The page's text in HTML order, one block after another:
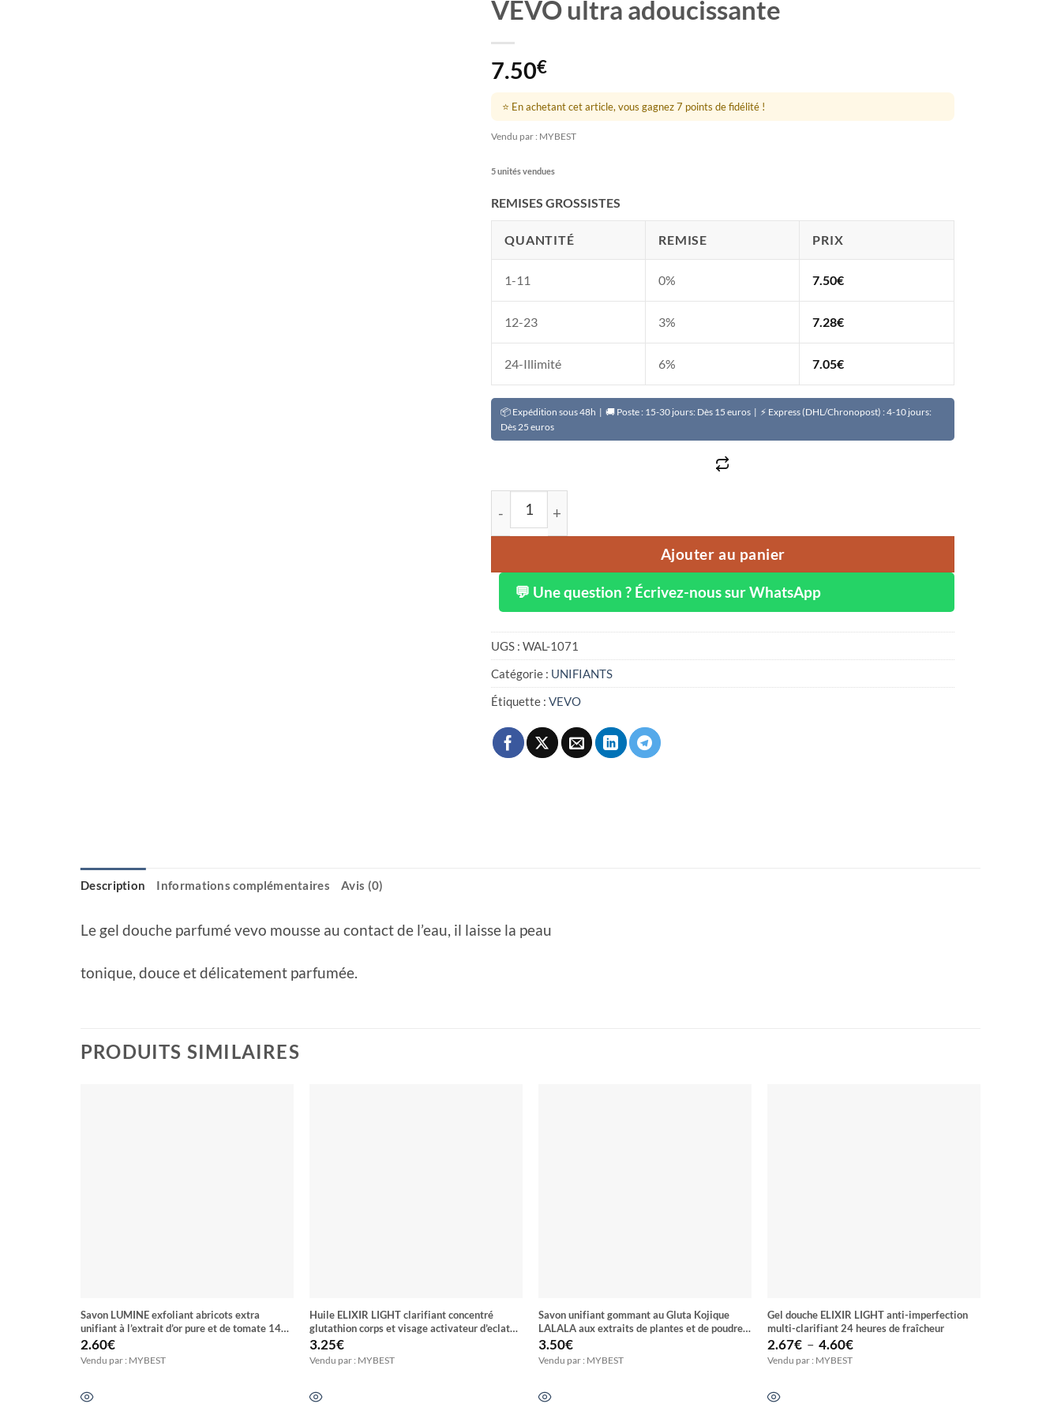
VEVO ultra adoucissante
7.50€
⭐ En achetant cet article, vous gagnez 7 points de fidélité !
Vendu par : MYBEST
5 unités vendues
REMISES GROSSISTES
QUANTITÉ REMISE PRIX
1-11 0% 7.50€
12-23 3% 7.28€
24-Illimité 6% 7.05€
📦 Expédition sous 48h | 🚚 Poste : 15-30 jours: Dès 15 euros | ⚡ Express (DHL/Chronopost) : 4-10 jours:
Dès 25 euros
quantité de Gel douche clarifiant belle et confiante VEVO ultra adoucissante
Ajouter au panier
💬 Une question ? Écrivez-nous sur WhatsApp
UGS :WAL-1071
Catégorie : UNIFIANTS
Étiquette :VEVO
Description Informations complémentaires Avis (0)
Le gel douche parfumé vevo mousse au contact de l’eau, il laisse la peau
tonique, douce et délicatement parfumée.
PRODUITS SIMILAIRES
Savon LUMINE exfoliant abricots extra
unifiant à l’extrait d’or pure et de tomate 14
Jours
2.60€
Vendu par : MYBEST
Huile ELIXIR LIGHT clarifiant concentré
glutathion corps et visage activateur d’eclat
0% hydroquinone
3.25€
Vendu par : MYBEST
Savon unifiant gommant au Gluta Kojique
LALALA aux extraits de plantes et de poudre
d’Abricot
3.50€
Vendu par : MYBEST
Gel douche ELIXIR LIGHT anti-imperfection
multi-clarifiant 24 heures de fraîcheur
2.67€ – 4.60€Plage
de
Vendu par : MYBEST